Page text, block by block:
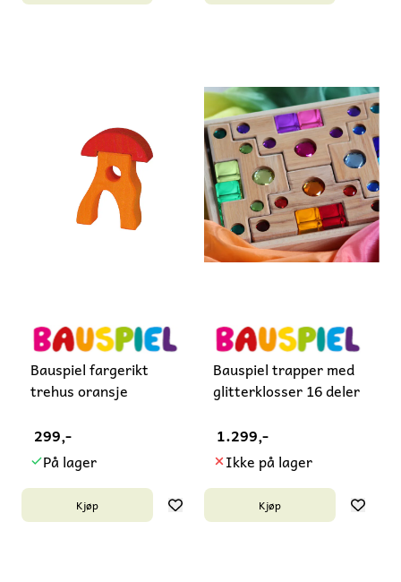
Bauspiel fargerikt
trehus oransje
299,-
På lager
Kjøp
Bauspiel trapper med
glitterklosser 16 deler
1.299,-
Ikke på lager
Kjøp